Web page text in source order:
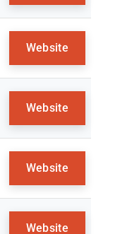
Website
Website
Website
Website